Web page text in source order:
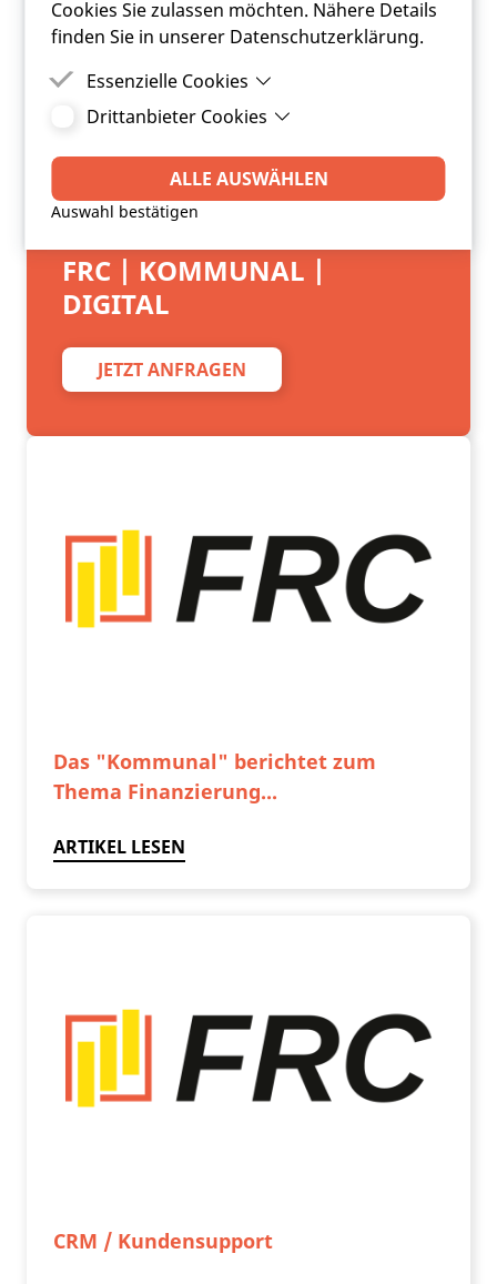
Cookies Sie zulassen möchten. Nähere Details
finden Sie in unserer Datenschutzerklärung.
Essenzielle Cookies
Essenzielle Cookies sind Cookies, welche für die
benötigt werden.
Drittanbieter Cookies
Drittanbieter Cookies sind Cookies, die
Drittanbieter-Software setzt, um Funktionen wie
Google Maps zu ermöglichen.
ALLE AUSWÄHLEN
Auswahl bestätigen
ANFRAGE
FRC | KOMMUNAL |
DIGITAL
JETZT ANFRAGEN
Das "Kommunal" berichtet zum
Thema Finanzierung...
ARTIKEL LESEN
CRM / Kundensupport